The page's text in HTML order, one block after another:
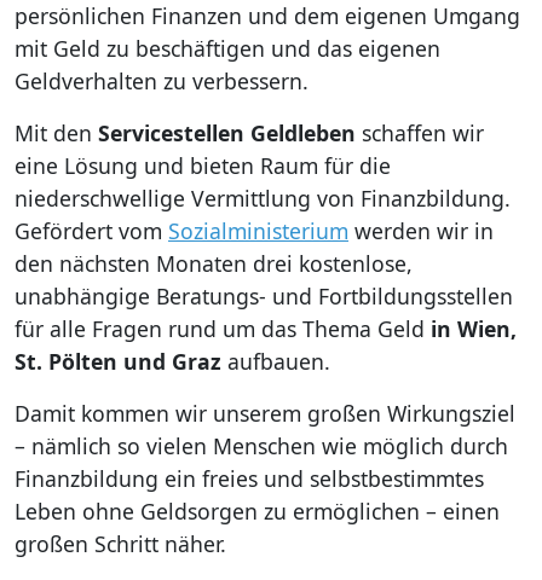
persönlichen Finanzen und dem eigenen Umgang
mit Geld zu beschäftigen und das eigenen
Geldverhalten zu verbessern.
Mit den Servicestellen Geldleben schaffen wir
eine Lösung und bieten Raum für die
niederschwellige Vermittlung von Finanzbildung.
Gefördert vom Sozialministerium werden wir in
den nächsten Monaten drei kostenlose,
unabhängige Beratungs- und Fortbildungsstellen
für alle Fragen rund um das Thema Geld in Wien,
St. Pölten und Graz aufbauen.
Damit kommen wir unserem großen Wirkungsziel
– nämlich so vielen Menschen wie möglich durch
Finanzbildung ein freies und selbstbestimmtes
Leben ohne Geldsorgen zu ermöglichen – einen
großen Schritt näher.